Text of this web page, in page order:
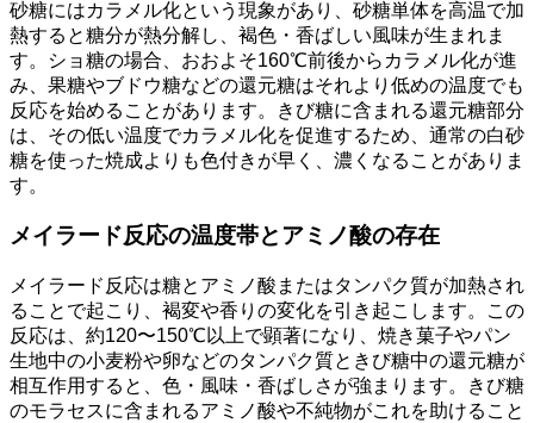
砂糖にはカラメル化という現象があり、砂糖単体を高温で加
熱すると糖分が熱分解し、褐色・香ばしい風味が生まれま
す。ショ糖の場合、おおよそ160℃前後からカラメル化が進
み、果糖やブドウ糖などの還元糖はそれより低めの温度でも
反応を始めることがあります。きび糖に含まれる還元糖部分
は、その低い温度でカラメル化を促進するため、通常の白砂
糖を使った焼成よりも色付きが早く、濃くなることがありま
す。
メイラード反応の温度帯とアミノ酸の存在
メイラード反応は糖とアミノ酸またはタンパク質が加熱され
ることで起こり、褐変や香りの変化を引き起こします。この
反応は、約120〜150℃以上で顕著になり、焼き菓子やパン
生地中の小麦粉や卵などのタンパク質ときび糖中の還元糖が
相互作用すると、色・風味・香ばしさが強まります。きび糖
のモラセスに含まれるアミノ酸や不純物がこれを助けること